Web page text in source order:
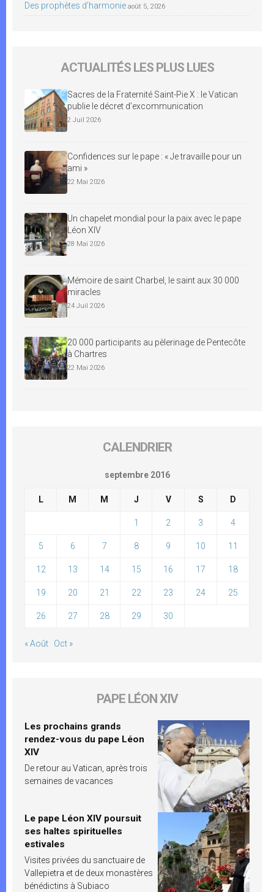
Des prophètes d’harmonie août 5, 2026
ACTUALITÉS LES PLUS LUES
Sacres de la Fraternité Saint-Pie X : le Vatican
publie le décret d’excommunication
2 Juil 2026
Confidences sur le pape : « Je travaille pour un
ami »
22 Mai 2026
Un chapelet mondial pour la paix avec le pape
Léon XIV
28 Mai 2026
Mémoire de saint Charbel, le saint aux 30 000
miracles
24 Juil 2026
20 000 participants au pèlerinage de Pentecôte
à Chartres
22 Mai 2026
CALENDRIER
septembre 2016
L M M J V S D
1 2 3 4
5 6 7 8 9 10 11
12 13 14 15 16 17 18
19 20 21 22 23 24 25
26 27 28 29 30
« Août Oct »
PAPE LÉON XIV
Les prochains grands
rendez-vous du pape Léon
XIV
De retour au Vatican, après trois
semaines de vacances
Le pape Léon XIV poursuit
ses haltes spirituelles
estivales
Visites privées du sanctuaire de
Vallepietra et de deux monastères
bénédictins à Subiaco